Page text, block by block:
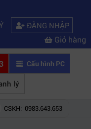
ĐĂNG NHẬP
Giỏ hàng
Cấu hình PC
lý
CSKH: 0983.643.653